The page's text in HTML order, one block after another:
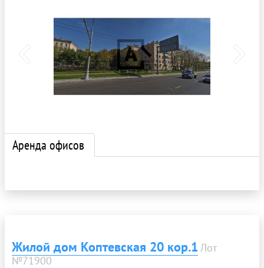
Аренда офисов
Жилой дом Коптевская 20 кор.1 Лот
№71900